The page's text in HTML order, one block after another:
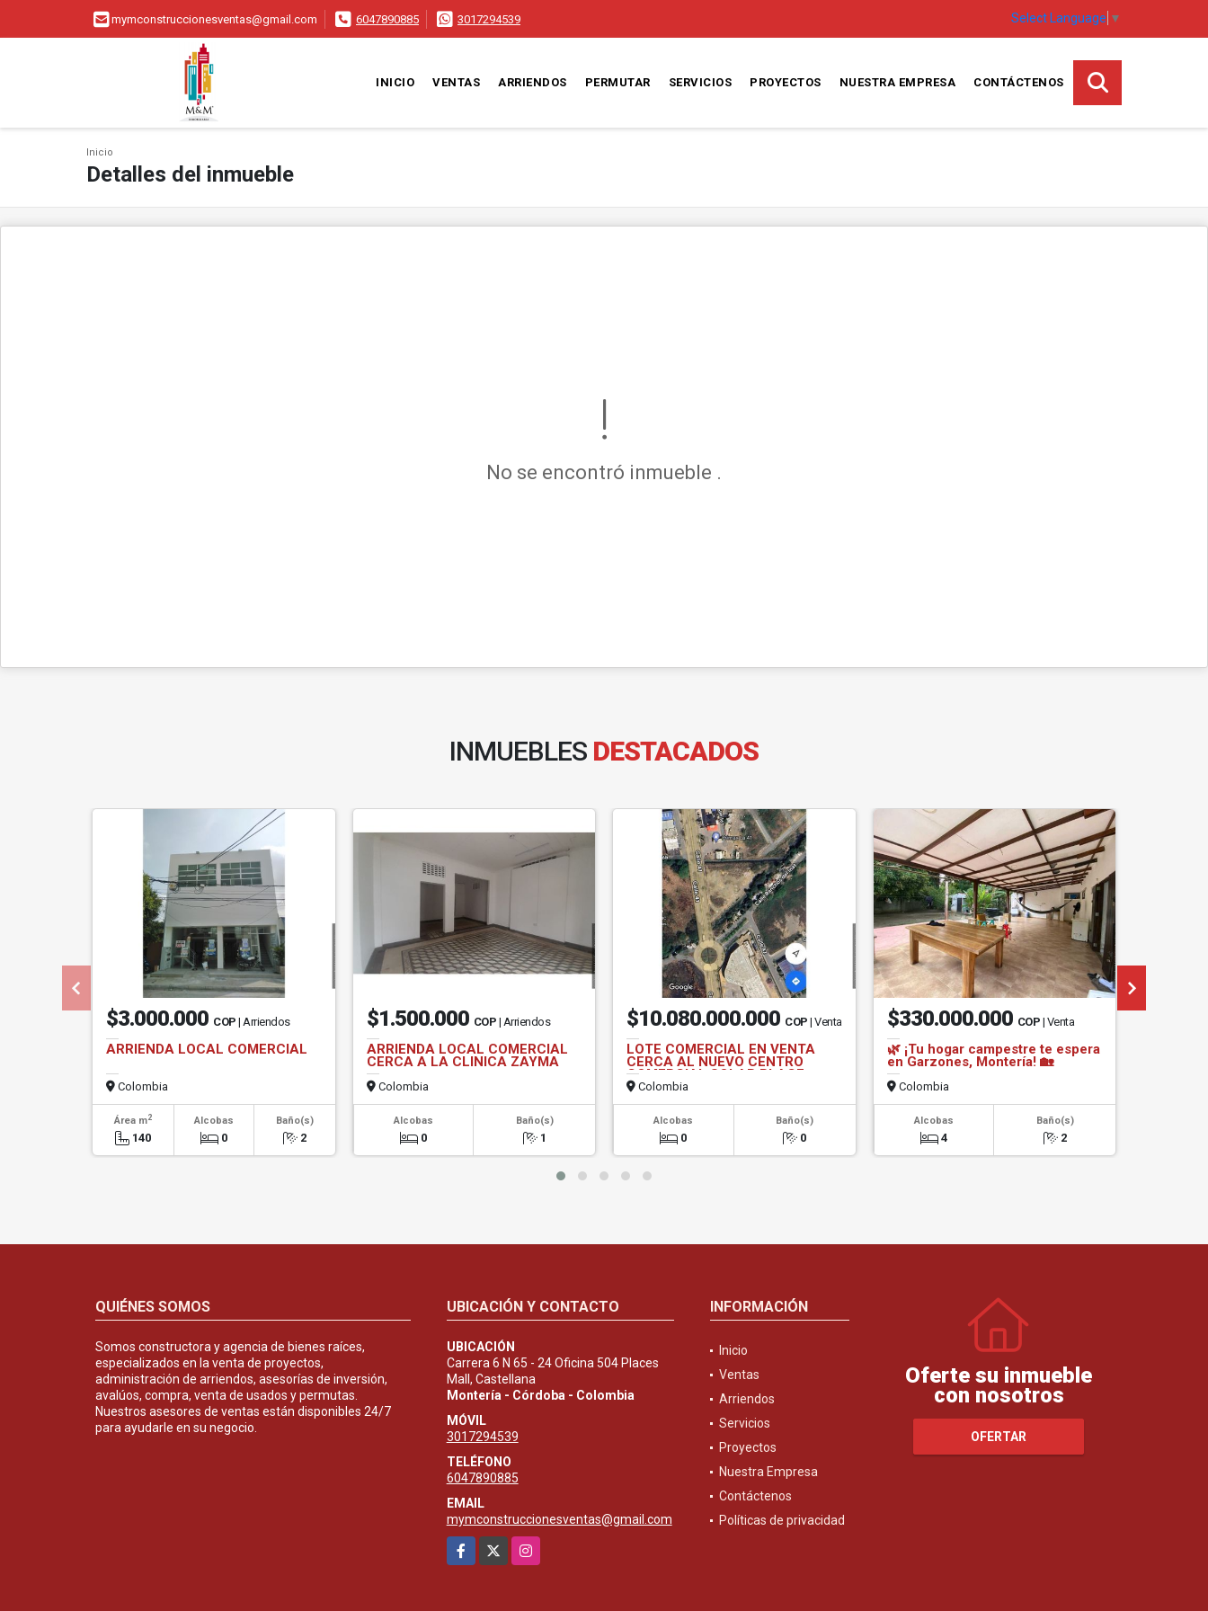
mymconstruccionesventas@gmail.com 6047890885 3017294539 Select Language ▼
INICIO VENTAS ARRIENDOS PERMUTAR SERVICIOS PROYECTOS NUESTRA EMPRESA CONTÁCTENOS
Inicio
Detalles del inmueble
No se encontró inmueble .
INMUEBLES DESTACADOS
$3.000.000 COP | Arriendos
ARRIENDA LOCAL COMERCIAL
Colombia
Área m2
140
Alcobas
0
Baño(s)
2
$1.500.000 COP | Arriendos
ARRIENDA LOCAL COMERCIAL
CERCA A LA CLINICA ZAYMA
Colombia
Alcobas
0
Baño(s)
1
$10.080.000.000 COP | Venta
LOTE COMERCIAL EN VENTA
CERCA AL NUEVO CENTRO
COMERCIAL SOLAR PLACE
Colombia
Alcobas
0
Baño(s)
0
$330.000.000 COP | Venta
🌿 ¡Tu hogar campestre te espera
en Garzones, Montería! 🏡
Colombia
Alcobas
4
Baño(s)
2
QUIÉNES SOMOS
Somos constructora y agencia de bienes raíces,
especializados en la venta de proyectos,
administración de arriendos, asesorías de inversión,
avalúos, compra, venta de usados y permutas.
Nuestros asesores de ventas están disponibles 24/7
para ayudarle en su negocio.
UBICACIÓN Y CONTACTO
UBICACIÓN
Carrera 6 N 65 - 24 Oficina 504 Places
Mall, Castellana
Montería - Córdoba - Colombia
MÓVIL
3017294539
TELÉFONO
6047890885
EMAIL
mymconstruccionesventas@gmail.com
Facebook
Instagram
INFORMACIÓN
Inicio
Ventas
Arriendos
Servicios
Proyectos
Nuestra Empresa
Contáctenos
Políticas de privacidad
Oferte su inmueble
con nosotros
OFERTAR